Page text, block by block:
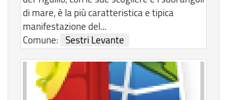
di mare, è la più caratteristica e tipica
manifestazione del...
Comune:
Sestri Levante